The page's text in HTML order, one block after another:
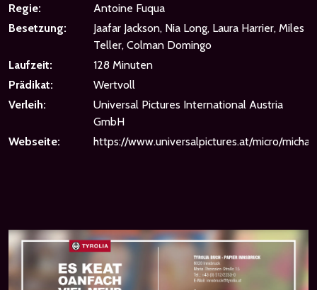
Regie:
Antoine Fuqua
Besetzung:
Jaafar Jackson, Nia Long, Laura Harrier, Miles
Teller, Colman Domingo
Laufzeit:
128 Minuten
Prädikat:
Wertvoll
Verleih:
Universal Pictures International Austria
GmbH
Webseite:
https://www.universalpictures.at/micro/